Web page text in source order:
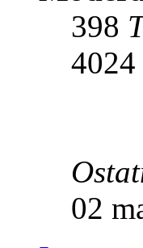
398
4024
02